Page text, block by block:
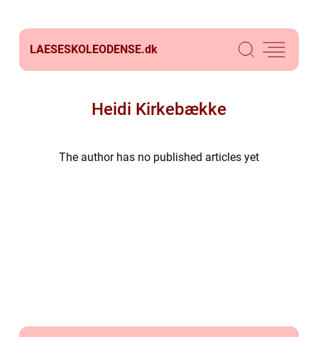
LAESESKOLEODENSE.dk
Heidi Kirkebække
The author has no published articles yet